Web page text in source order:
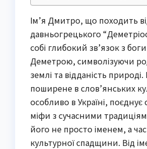
Ім’я Дмитро, що походить
давньогрецького
собі глибокий зв’язок з
Деметрою, символізуючи
землі та відданість
поширене в слов’янських
особливо в Україні, поєднує
міфи з сучасними
його не просто іменем, а
культурної спадщини. Від